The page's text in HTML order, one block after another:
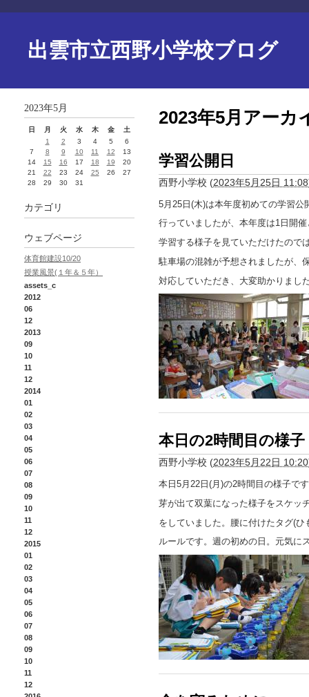
出雲市立西野小学校ブログ
2023年5月アーカ
学習公開日
西野小学校 (2023年5月25日 11:08
5月25日(木)は本年度初めての学習
行っていましたが、本年度は1日開
学習する様子を見ていただけたので
駐車場の混雑が予想されましたが、
対応していただき、大変助かりまし
本日の2時間目の様子
西野小学校 (2023年5月22日 10:20
本日5月22日(月)の2時間目の様子で
芽が出て双葉になった様子をスケッ
をしていました。腰に付けたタグ(
ルールです。週の初めの日。元気に
2023年5月
日 月 火 水 木 金
土
1
2 3 4 5
6
7
8 9 10 11 12
13
14
15 16 17 18 19
20
21
22 23 24 25 26
27
28
29 30 31
カテゴリ
ウェブページ
体育館建設10/20
授業風景(１年＆５年）
assets_c
2012
06
12
2013
09
10
11
12
2014
01
02
03
04
05
06
07
08
09
10
11
12
2015
01
02
03
04
05
06
07
08
09
10
11
12